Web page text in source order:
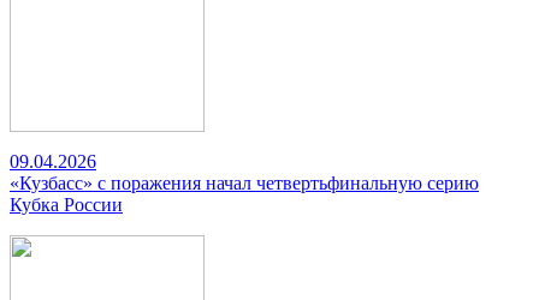
09.04.2026
«Кузбасс» с поражения начал четвертьфинальную серию
Кубка России